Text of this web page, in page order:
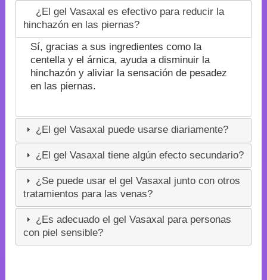
¿El gel Vasaxal es efectivo para reducir la
hinchazón en las piernas?
Sí, gracias a sus ingredientes como la
centella y el árnica, ayuda a disminuir la
hinchazón y aliviar la sensación de pesadez
en las piernas.
¿El gel Vasaxal puede usarse diariamente?
¿El gel Vasaxal tiene algún efecto secundario?
¿Se puede usar el gel Vasaxal junto con otros
tratamientos para las venas?
¿Es adecuado el gel Vasaxal para personas
con piel sensible?